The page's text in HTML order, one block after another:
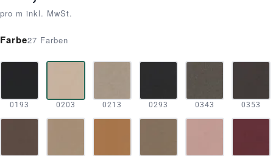
pro m inkl. MwSt.
Farbe27 Farben
0193 0203 0213 0293 0343 0353